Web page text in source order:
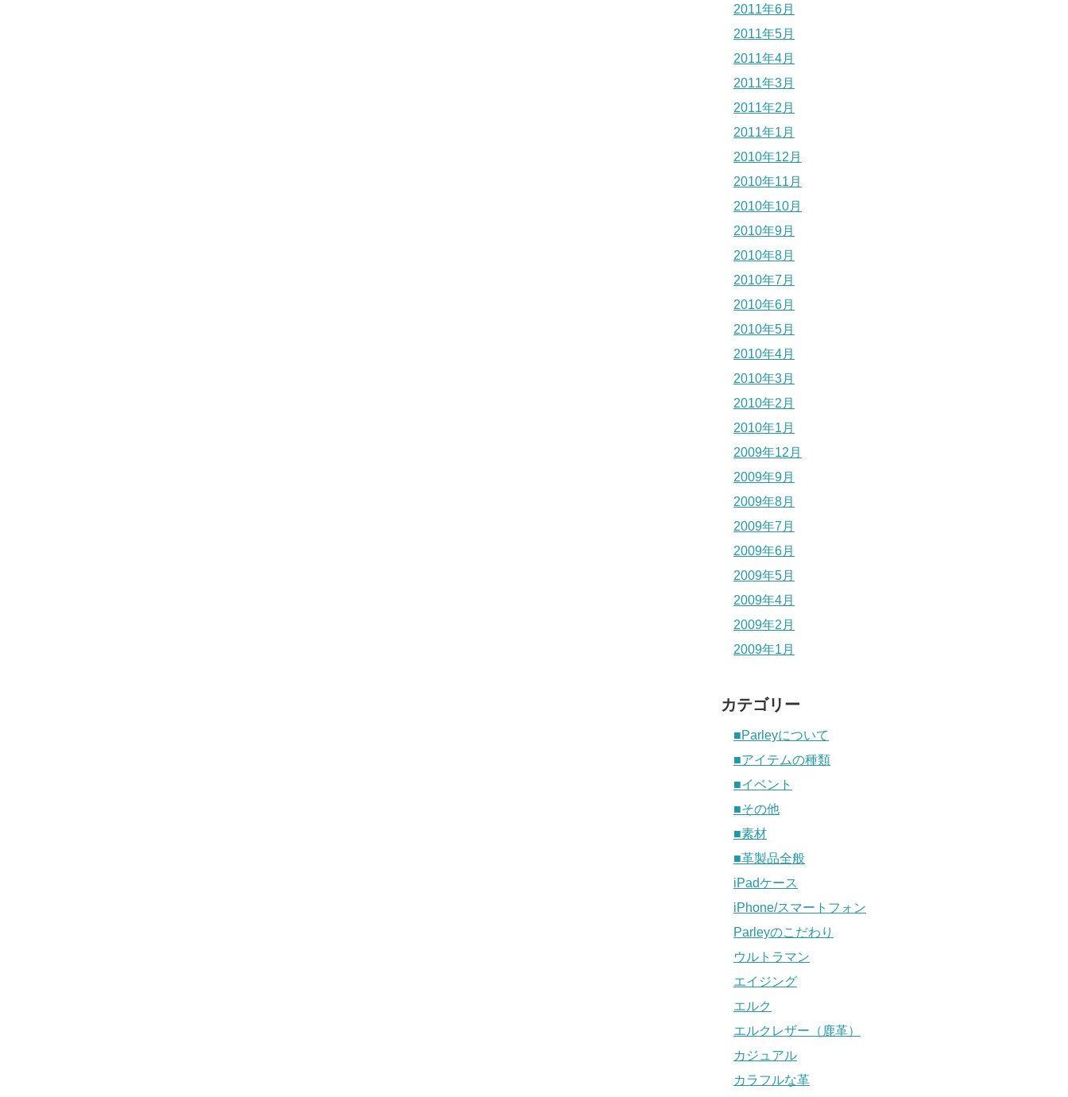
2011年6月
2011年5月
2011年4月
2011年3月
2011年2月
2011年1月
2010年12月
2010年11月
2010年10月
2010年9月
2010年8月
2010年7月
2010年6月
2010年5月
2010年4月
2010年3月
2010年2月
2010年1月
2009年12月
2009年9月
2009年8月
2009年7月
2009年6月
2009年5月
2009年4月
2009年2月
2009年1月
カテゴリー
■Parleyについて
■アイテムの種類
■イベント
■その他
■素材
■革製品全般
iPadケース
iPhone/スマートフォン
Parleyのこだわり
ウルトラマン
エイジング
エルク
エルクレザー（鹿革）
カジュアル
カラフルな革